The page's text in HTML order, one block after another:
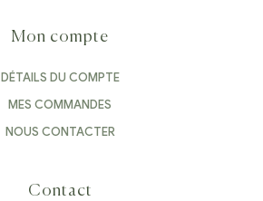
Mon compte
DÉTAILS DU COMPTE
MES COMMANDES
NOUS CONTACTER
Contact